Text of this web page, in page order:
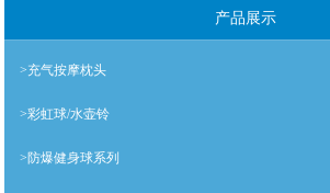
产品展示
>充气按摩枕头
>彩虹球/水壶铃
>防爆健身球系列